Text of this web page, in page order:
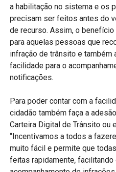
a habilitação no sistema e os
precisam ser feitos antes do
de recurso. Assim, o
para aquelas pessoas que
infração de trânsito e também
facilidade para o
notificações.
Para poder contar com a
cidadão também faça a
Carteira Digital de Trânsito ou
“Incentivamos a todos a
muito fácil e permite que
feitas rapidamente,